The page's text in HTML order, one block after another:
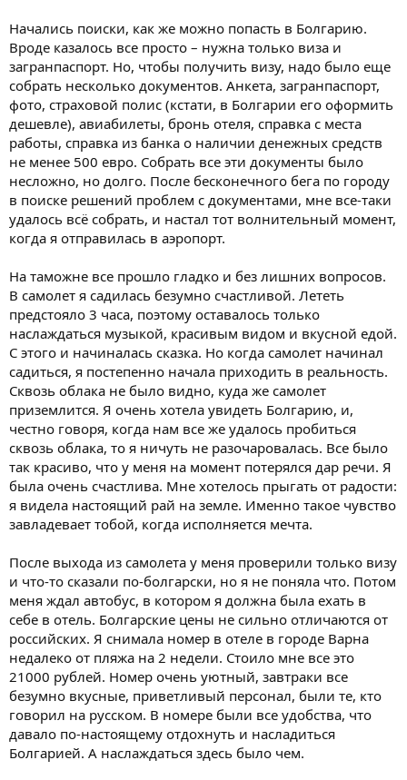
Начались поиски, как же можно попасть в Болгарию.
Вроде казалось все просто – нужна только виза и
загранпаспорт. Но, чтобы получить визу, надо было еще
собрать несколько документов. Анкета, загранпаспорт,
фото, страховой полис (кстати, в Болгарии его оформить
дешевле), авиабилеты, бронь отеля, справка с места
работы, справка из банка о наличии денежных средств
не менее 500 евро. Собрать все эти документы было
несложно, но долго. После бесконечного бега по городу
в поиске решений проблем с документами, мне все-таки
удалось всё собрать, и настал тот волнительный момент,
когда я отправилась в аэропорт.
На таможне все прошло гладко и без лишних вопросов.
В самолет я садилась безумно счастливой. Лететь
предстояло 3 часа, поэтому оставалось только
наслаждаться музыкой, красивым видом и вкусной едой.
С этого и начиналась сказка. Но когда самолет начинал
садиться, я постепенно начала приходить в реальность.
Сквозь облака не было видно, куда же самолет
приземлится. Я очень хотела увидеть Болгарию, и,
честно говоря, когда нам все же удалось пробиться
сквозь облака, то я ничуть не разочаровалась. Все было
так красиво, что у меня на момент потерялся дар речи. Я
была очень счастлива. Мне хотелось прыгать от радости:
я видела настоящий рай на земле. Именно такое чувство
завладевает тобой, когда исполняется мечта.
После выхода из самолета у меня проверили только визу
и что-то сказали по-болгарски, но я не поняла что. Потом
меня ждал автобус, в котором я должна была ехать в
себе в отель. Болгарские цены не сильно отличаются от
российских. Я снимала номер в отеле в городе Варна
недалеко от пляжа на 2 недели. Стоило мне все это
21000 рублей. Номер очень уютный, завтраки все
безумно вкусные, приветливый персонал, были те, кто
говорил на русском. В номере были все удобства, что
давало по-настоящему отдохнуть и насладиться
Болгарией. А наслаждаться здесь было чем.